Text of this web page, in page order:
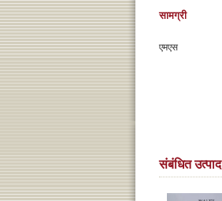
सामग्री
एमएस
संबंधित उत्पाद